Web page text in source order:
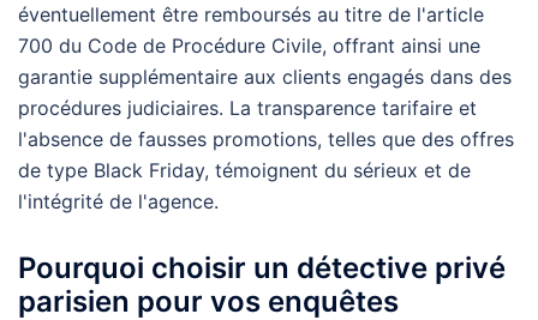
éventuellement être remboursés au titre de l'article
700 du Code de Procédure Civile, offrant ainsi une
garantie supplémentaire aux clients engagés dans des
procédures judiciaires. La transparence tarifaire et
l'absence de fausses promotions, telles que des offres
de type Black Friday, témoignent du sérieux et de
l'intégrité de l'agence.
Pourquoi choisir un détective privé
parisien pour vos enquêtes